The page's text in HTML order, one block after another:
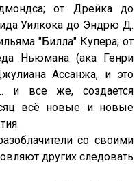
от Дрейка до
Уилкока до Эндрю Д.
"Билла" Купера; от
Ньюмана (ака Генри
Ассанжа, и это
и все же, создается
всё новые и новые
со своими
других следовать